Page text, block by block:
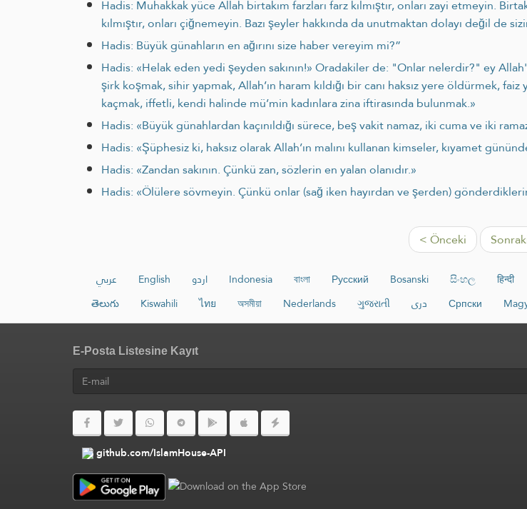
Hadis: Muhakkak yüce Allah birtakım farzları farz kılmıştır, onları zayi etmeyin.
kılmıştır, onları çiğnemeyin. Bazı şeyler hakkında da unutmaktan dolayı değil de
Hadis: Büyük günahların en ağırını size haber vereyim mi?”
Hadis: «Helak eden yedi şeyden sakının!» Oradakiler de: "Onlar nelerdir?" ey
şirk koşmak, sihir yapmak, Allah’ın haram kıldığı bir canı haksız yere öldürmek,
kaçmak, iffetli, kendi halinde mü’min kadınlara zina iftirasında bulunmak.»
Hadis: «Büyük günahlardan kaçınıldığı sürece, beş vakit namaz, iki cuma ve iki
Hadis: «Şüphesiz ki, haksız olarak Allah’ın malını kullanan kimseler, kıyamet
Hadis: «Zandan sakının. Çünkü zan, sözlerin en yalan olanıdır.»
Hadis: «Ölülere sövmeyin. Çünkü onlar (sağ iken hayırdan ve şerden)
< Önceki
عربي English اردو Indonesia বাংলা Русский Bosanski සිංහල हिन्दी
తెలుగు
Kiswahili ไทย অসমীয়া Nederlands ગુજરાતી دری Српски
E-Posta Listesine Kayıt
github.com/IslamHouse-API